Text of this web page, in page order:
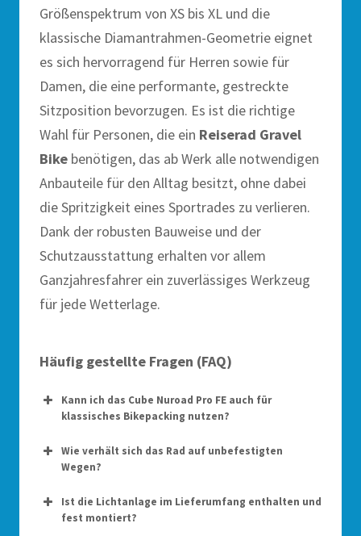
Größenspektrum von XS bis XL und die
klassische Diamantrahmen-Geometrie eignet
es sich hervorragend für Herren sowie für
Damen, die eine performante, gestreckte
Sitzposition bevorzugen. Es ist die richtige
Wahl für Personen, die ein Reiserad Gravel
Bike benötigen, das ab Werk alle notwendigen
Anbauteile für den Alltag besitzt, ohne dabei
die Spritzigkeit eines Sportrades zu verlieren.
Dank der robusten Bauweise und der
Schutzausstattung erhalten vor allem
Ganzjahresfahrer ein zuverlässiges Werkzeug
für jede Wetterlage.
Häufig gestellte Fragen (FAQ)
Kann ich das Cube Nuroad Pro FE auch für
klassisches Bikepacking nutzen?
Wie verhält sich das Rad auf unbefestigten
Wegen?
Ist die Lichtanlage im Lieferumfang enthalten und
fest montiert?